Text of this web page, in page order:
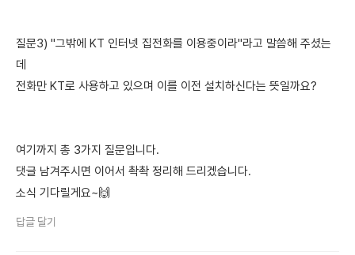
질문3) "그밖에 KT 인터넷 집전화를 이용중이라"라고 말씀해 주셨는
데
전화만 KT로 사용하고 있으며 이를 이전 설치하신다는 뜻일까요?
여기까지 총 3가지 질문입니다.
댓글 남겨주시면 이어서 촥촥 정리해 드리겠습니다.
소식 기다릴게요~🙌
답글 달기